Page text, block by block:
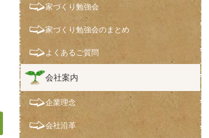
家づくり勉強会
家づくり勉強会のまとめ
よくあるご質問
会社案内
企業理念
会社沿革